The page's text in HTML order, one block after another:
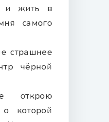
и жить в
самого
страшнее
чёрной
открою
которой